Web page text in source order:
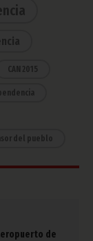
CAN 2015
del pueblo
de